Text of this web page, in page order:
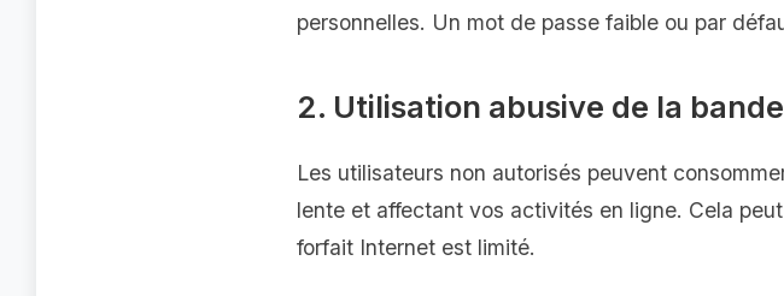
personnelles. Un mot de passe faible ou par
2. Utilisation abusive de la
Les utilisateurs non autorisés peuvent
lente et affectant vos activités en ligne. Cela
forfait Internet est limité.